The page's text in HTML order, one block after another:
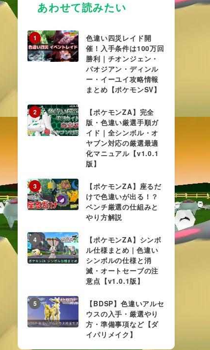
あわせて読みたい
1
色違い四災レイド開
催！入手条件は100万回
勝利｜チオンジェン・
パオジアン・ディンル
ー・イーユイ攻略情報
まとめ【ポケモンSV】
2
【ポケモンZA】完全
版・色違い厳選手順ガ
イド｜全シンボル・オ
ヤブン対応の厳選最適
化マニュアル【v1.0.1
版】
3
【ポケモンZA】座るだ
けで色違いが出る！？
ベンチ厳選の仕組みと
やり方解説
4
【ポケモンZA】シンボ
ル仕様まとめ | 色違い
シンボルの仕様と消
滅・オートセーブの注
意点【v1.0.1版】
5
【BDSP】色違いアルセ
ウスの入手・厳選やり
方・準備事項など【ダ
イパリメイク】